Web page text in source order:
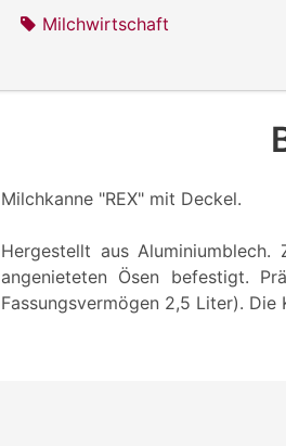
Milchwirtschaft
Milchkanne "REX" mit Deckel.
Hergestellt aus
angenieteten Ösen befestigt.
Fassungsvermögen 2,5 Liter).